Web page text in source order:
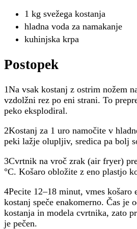
1 kg svežega kostanja
hladna voda za namakanje
kuhinjska krpa
Postopek
1Na vsak kostanj z ostrim nožem
vzdolžni rez po eni strani. To
peko eksplodiral.
2Kostanj za 1 uro namočite v
peki lažje olupljiv, sredica pa bolj
3Cvrtnik na vroč zrak (air fryer)
°C. Košaro obložite z eno plastjo
4Pecite 12–18 minut, vmes košaro
kostanj speče enakomerno. Čas je
kostanja in modela cvrtnika, zato
je pečen.